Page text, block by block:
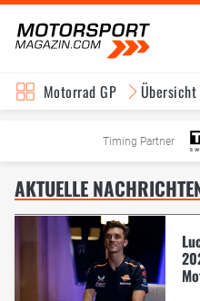
Motorrad GP Übersicht
Timing Partner